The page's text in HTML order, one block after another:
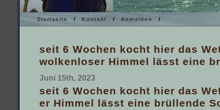
Startseite / Kontakt / Anmelden /
seit 6 Wochen kocht hier das
wolkenloser Himmel lässt eine
Juni 15th, 2023
seit 6 Wochen kocht hier das
er Himmel lässt eine brüllende